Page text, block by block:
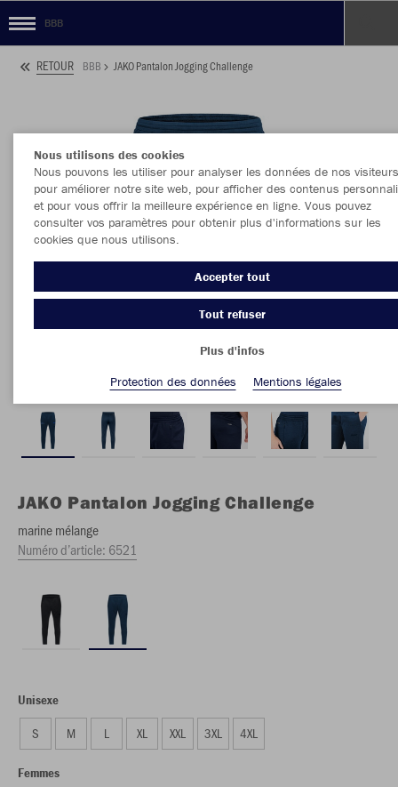
BBB
RETOUR BBB JAKO Pantalon Jogging Challenge
JAKO Pantalon Jogging Challenge
marine mélange
Numéro d’article: 6521
Unisexe
S M L XL XXL 3XL 4XL
Femmes
Nous utilisons des cookies
Nous pouvons les utiliser pour analyser les données de nos
pour améliorer notre site web, pour afficher des contenus
et pour vous offrir la meilleure expérience en ligne. Vous pouvez
consulter vos paramètres pour obtenir plus d'informations sur les
cookies que nous utilisons.
Accepter tout
Tout refuser
Plus d'infos
Protection des données
Mentions légales